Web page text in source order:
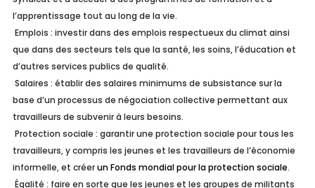
l’apprentissage tout au long de la vie.
Emplois : investir dans des emplois respectueux du climat ainsi
que dans des secteurs tels que la santé, les soins, l’éducation et
d’autres services publics de qualité.
Salaires : établir des salaires minimums de subsistance sur la
base d’un processus de négociation collective permettant aux
travailleurs de subvenir à leurs besoins.
Protection sociale : garantir une protection sociale pour tous les
travailleurs, y compris les jeunes et les travailleurs de l’économie
informelle, et créerun Fonds mondial pour la protection sociale.
Égalité : faire en sorte que les jeunes et les groupes de militants